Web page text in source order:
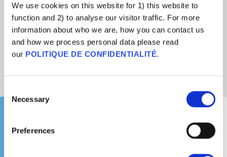
We use cookies on this website for 1) this website to
function and 2) to analyse our visitor traffic. For more
information about who we are, how you can contact us
and how we process personal data please read
our POLITIQUE DE CONFIDENTIALITÉ.
Selection
Necessary
Preferences
compréhensible et il n'y a aucune raison d'en avoir honte. Cette anxiété
provient souvent d'une mauvaise expérience antérieure. En étudiant les
raisons pour lesquelles certaines personnes ont peur des aiguilles, les
professionnels de la santé peuvent comprendre comment les aider au